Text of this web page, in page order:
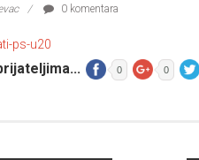
0 komentara
ps-u20
0 0